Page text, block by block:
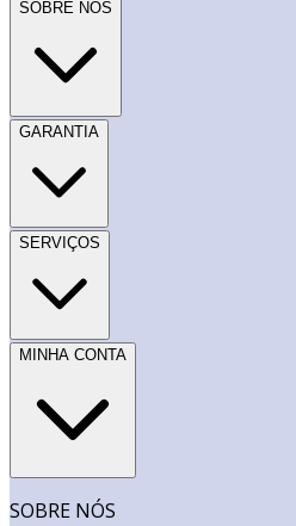
SOBRE NÓS
GARANTIA
SERVIÇOS
MINHA CONTA
SOBRE NÓS